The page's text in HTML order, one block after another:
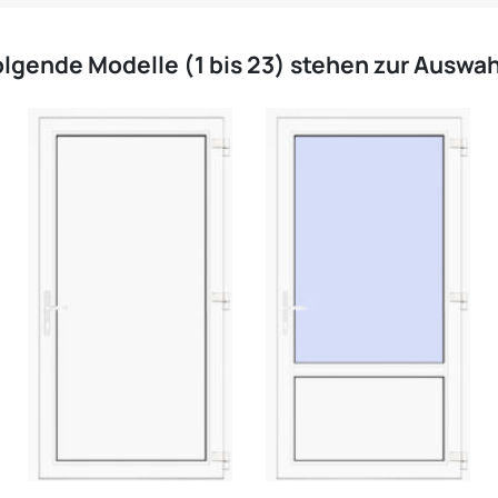
Modelle (1 bis 23) stehen zur